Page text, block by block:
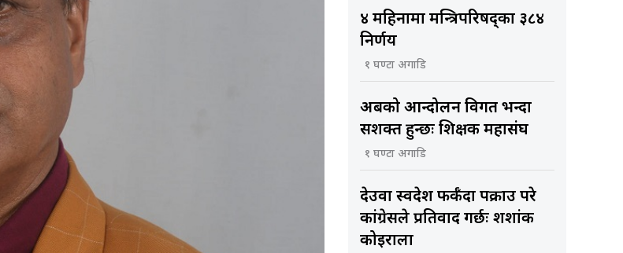
४ महिनामा मन्त्रिपरिषद्का ३८४
निर्णय
१ घण्टा अगाडि
अबको आन्दोलन विगत भन्दा
सशक्त हुन्छः शिक्षक महासंघ
१ घण्टा अगाडि
देउवा स्वदेश फर्कँदा पक्राउ परे
कांग्रेसले प्रतिवाद गर्छः शशांक
कोइराला